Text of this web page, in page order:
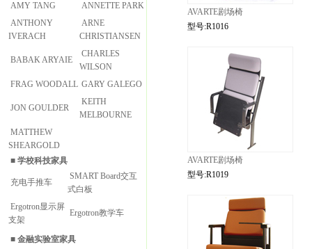
AMY TANG
ANNETTE PARK
ANTHONY
IVERACH
ARNE
CHRISTIANSEN
BABAK ARYAIE
CHARLES
WILSON
FRAG WOODALL GARY GALEGO
JON GOULDER
KEITH
MELBOURNE
MATTHEW
SHEARGOLD
■ 学校科技家具
充电手推车
SMART Board交互
式白板
Ergotron显示屏
支架
Ergotron教学车
■ 金融实验室家具
AVARTE剧场椅
型号:R1016
AVARTE剧场椅
型号:R1019